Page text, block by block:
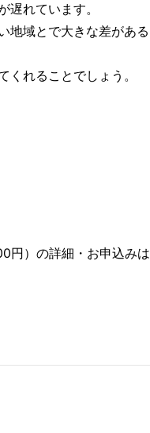
れています。
地域とで大きな差がある
れることでしょう。
円）の詳細・お申込みは